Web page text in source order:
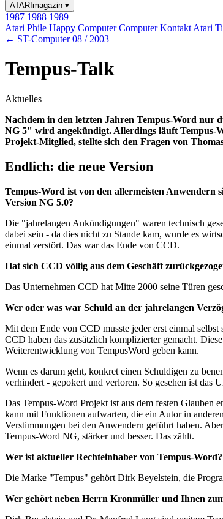
ATARImagazin ▾
1987 1988 1989
Atari Phile Happy ComputerComputer Kontakt Atari
← ST-Computer 08 / 2003
Tempus-Talk
Aktuelles
Nachdem in den letzten Jahren Tempus-Word nur
NG 5" wird angekündigt. Allerdings läuft Tempus-
Projekt-Mitglied, stellte sich den Fragen von
Endlich: die neue Version
Tempus-Word ist von den allermeisten
Version NG 5.0?
Die "jahrelangen Ankündigungen" waren technisch
dabei sein - da dies nicht zu Stande kam, wurde es
einmal zerstört. Das war das Ende von CCD.
Hat sich CCD völlig aus dem Geschäft
Das Unternehmen CCD hat Mitte 2000 seine Türen
Wer oder was war Schuld an der jahrelangen
Mit dem Ende von CCD musste jeder erst einmal
CCD haben das zusätzlich komplizierter gemacht.
Weiterentwicklung von TempusWord geben kann.
Wenn es darum geht, konkret einen Schuldigen zu
verhindert - gepokert und verloren. So gesehen ist
Das Tempus-Word Projekt ist aus dem festen Glauben
kann mit Funktionen aufwarten, die ein Autor in
Verstimmungen bei den Anwendern geführt haben.
Tempus-Word NG, stärker und besser. Das zählt.
Wer ist aktueller Rechteinhaber von Tempus-Word?
Die Marke "Tempus" gehört Dirk Beyelstein, die
Wer gehört neben Herrn Kronmüller und Ihnen